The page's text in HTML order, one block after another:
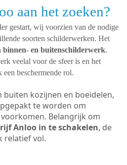
aan het zoeken?
gestart, wij voorzien van de nodige
soorten schilderwerken. Het
binnen- en buitenschilderwerk.
veelal voor de sfeer is en het
beschermende rol.
buiten kozijnen en boeidelen,
te worden om
Belangrijk om
Anloo in te schakelen, de
relatief vol.